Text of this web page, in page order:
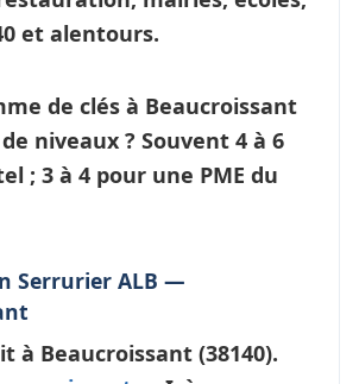
et alentours.
de clés à Beaucroissant
niveaux ? Souvent 4 à 6
; 3 à 4 pour une PME du
Serrurier ALB —
à Beaucroissant (38140).